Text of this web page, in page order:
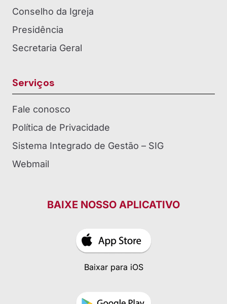
Conselho da Igreja
Presidência
Secretaria Geral
Serviços
Fale conosco
Política de Privacidade
Sistema Integrado de Gestão – SIG
Webmail
BAIXE NOSSO APLICATIVO
Baixar para iOS